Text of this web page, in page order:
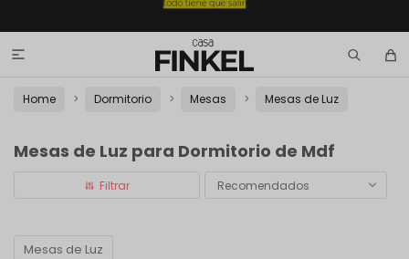

Home Dormitorio Mesas Mesas de Luz
Mesas de Luz para Dormitorio de Mdf
Recomendados
Mesas de Luz